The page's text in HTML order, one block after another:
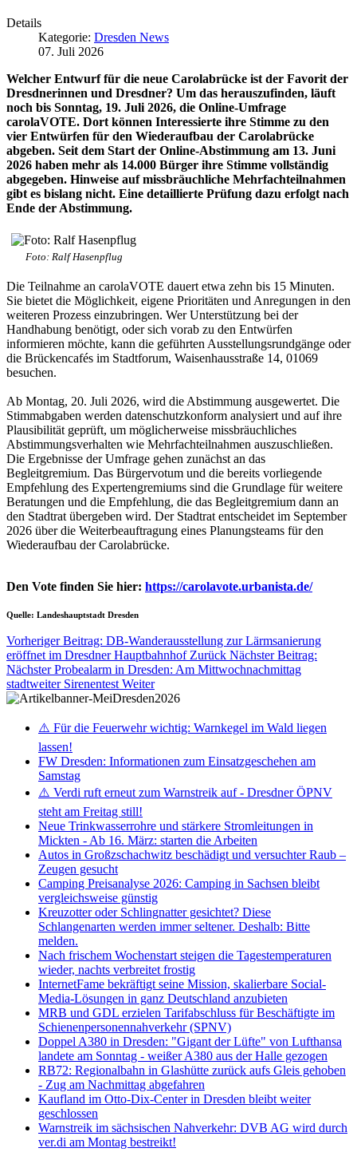
Details
Kategorie: Dresden News
07. Juli 2026
Welcher Entwurf für die neue Carolabrücke ist der Favorit der
Dresdnerinnen und Dresdner? Um das herauszufinden, läuft
noch bis Sonntag, 19. Juli 2026, die Online-Umfrage
carolaVOTE. Dort können Interessierte ihre Stimme zu den
vier Entwürfen für den Wiederaufbau der Carolabrücke
abgeben. Seit dem Start der Online-Abstimmung am 13. Juni
2026 haben mehr als 14.000 Bürger ihre Stimme vollständig
abgegeben. Hinweise auf missbräuchliche Mehrfachteilnahmen
gibt es bislang nicht. Eine detaillierte Prüfung dazu erfolgt nach
Ende der Abstimmung.
Foto: Ralf Hasenpflug
Die Teilnahme an carolaVOTE dauert etwa zehn bis 15 Minuten.
Sie bietet die Möglichkeit, eigene Prioritäten und Anregungen in den
weiteren Prozess einzubringen. Wer Unterstützung bei der
Handhabung benötigt, oder sich vorab zu den Entwürfen
informieren möchte, kann die geführten Ausstellungsrundgänge oder
die Brückencafés im Stadtforum, Waisenhausstraße 14, 01069
besuchen.
Ab Montag, 20. Juli 2026, wird die Abstimmung ausgewertet. Die
Stimmabgaben werden datenschutzkonform analysiert und auf ihre
Plausibilität geprüft, um möglicherweise missbräuchliches
Abstimmungsverhalten wie Mehrfachteilnahmen auszuschließen.
Die Ergebnisse der Umfrage gehen zunächst an das
Begleitgremium. Das Bürgervotum und die bereits vorliegende
Empfehlung des Expertengremiums sind die Grundlage für weitere
Beratungen und die Empfehlung, die das Begleitgremium dann an
den Stadtrat übergeben wird. Der Stadtrat entscheidet im September
2026 über die Weiterbeauftragung eines Planungsteams für den
Wiederaufbau der Carolabrücke.
Den Vote finden Sie hier: https://carolavote.urbanista.de/
Quelle: Landeshauptstadt Dresden
Vorheriger Beitrag: DB-Wanderausstellung zur Lärmsanierung
eröffnet im Dresdner Hauptbahnhof Zurück Nächster Beitrag:
Nächster Probealarm in Dresden: Am Mittwochnachmittag
stadtweiter Sirenentest Weiter
⚠️ Für die Feuerwehr wichtig: Warnkegel im Wald liegen
lassen!
FW Dresden: Informationen zum Einsatzgeschehen am
Samstag
⚠️ Verdi ruft erneut zum Warnstreik auf - Dresdner ÖPNV
steht am Freitag still!
Neue Trinkwasserrohre und stärkere Stromleitungen in
Mickten - Ab 16. März: starten die Arbeiten
Autos in Großzschachwitz beschädigt und versuchter Raub –
Zeugen gesucht
Camping Preisanalyse 2026: Camping in Sachsen bleibt
vergleichsweise günstig
Kreuzotter oder Schlingnatter gesichtet? Diese
Schlangenarten werden immer seltener. Deshalb: Bitte
melden.
Nach frischem Wochenstart steigen die Tagestemperaturen
wieder, nachts verbreitet frostig
InternetFame bekräftigt seine Mission, skalierbare Social-
Media-Lösungen in ganz Deutschland anzubieten
MRB und GDL erzielen Tarifabschluss für Beschäftigte im
Schienenpersonennahverkehr (SPNV)
Doppel A380 in Dresden: "Gigant der Lüfte" von Lufthansa
landete am Sonntag - weißer A380 aus der Halle gezogen
RB72: Regionalbahn in Glashütte zurück aufs Gleis gehoben
- Zug am Nachmittag abgefahren
Kaufland im Otto-Dix-Center in Dresden bleibt weiter
geschlossen
Warnstreik im sächsischen Nahverkehr: DVB AG wird durch
ver.di am Montag bestreikt!